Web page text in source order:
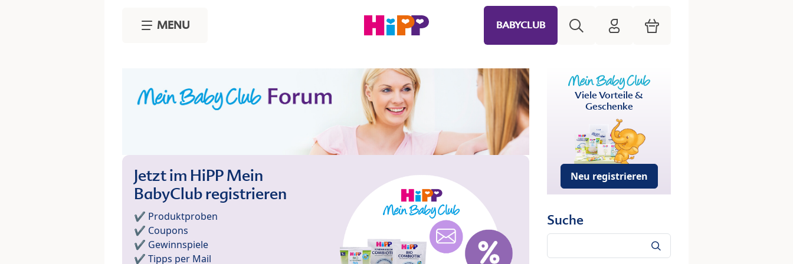
MENU BABYCLUB HiPP Mein Babyclub
Warenkorb
Jetzt im HiPP Mein
BabyClub registrieren
✔️ Produktproben
✔️ Coupons
✔️ Gewinnspiele
✔️ Tipps per Mail
Viele Vorteile &
Geschenke
Neu registrieren
Suche